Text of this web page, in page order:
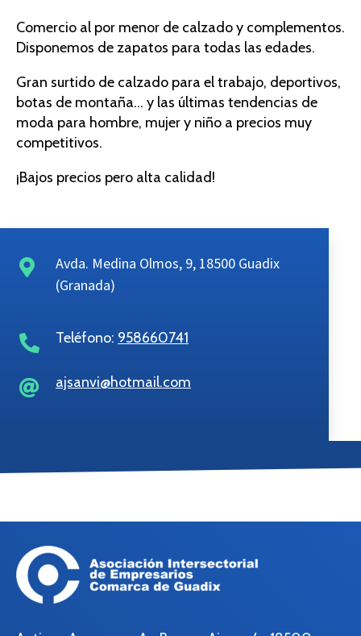
Comercio al por menor de calzado y complementos.
Disponemos de zapatos para todas las edades.
Gran surtido de calzado para el trabajo, deportivos,
botas de montaña… y las últimas tendencias de
moda para hombre, mujer y niño a precios muy
competitivos.
¡Bajos precios pero alta calidad!
Avda. Medina Olmos, 9, 18500 Guadix
(Granada)
Teléfono: 958660741
ajsanvi@hotmail.com